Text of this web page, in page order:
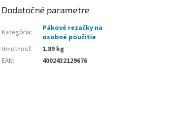
Dodatočné parametre
Kategória:
Pákové rezačky na
osobné použitie
Hmotnosť:
1.89 kg
EAN: 4002432129676